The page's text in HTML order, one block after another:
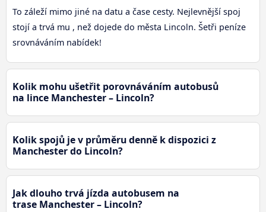
To záleží mimo jiné na datu a čase cesty. Nejlevnější spoj
stojí a trvá mu , než dojede do města Lincoln. Šetři peníze
srovnáváním nabídek!
Kolik mohu ušetřit porovnáváním autobusů
na lince Manchester – Lincoln?
Kolik spojů je v průměru denně k dispozici z
Manchester do Lincoln?
Jak dlouho trvá jízda autobusem na
trase Manchester – Lincoln?